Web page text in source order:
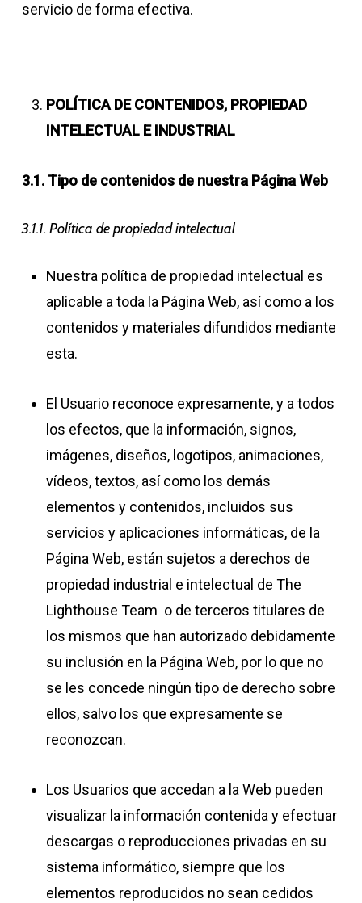
servicio de forma efectiva.
POLÍTICA DE CONTENIDOS, PROPIEDAD
INTELECTUAL E INDUSTRIAL
3.1. Tipo de contenidos de nuestra Página Web
3.1.1. Política de propiedad intelectual
Nuestra política de propiedad intelectual es
aplicable a toda la Página Web, así como a los
contenidos y materiales difundidos mediante
esta.
El Usuario reconoce expresamente, y a todos
los efectos, que la información, signos,
imágenes, diseños, logotipos, animaciones,
vídeos, textos, así como los demás
elementos y contenidos, incluidos sus
servicios y aplicaciones informáticas, de la
Página Web, están sujetos a derechos de
propiedad industrial e intelectual de The
Lighthouse Team o de terceros titulares de
los mismos que han autorizado debidamente
su inclusión en la Página Web, por lo que no
se les concede ningún tipo de derecho sobre
ellos, salvo los que expresamente se
reconozcan.
Los Usuarios que accedan a la Web pueden
visualizar la información contenida y efectuar
descargas o reproducciones privadas en su
sistema informático, siempre que los
elementos reproducidos no sean cedidos